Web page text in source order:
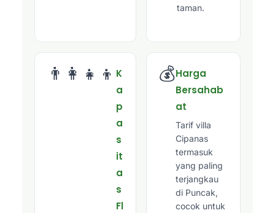
taman.
👨‍👩‍👧‍👦 K
a
p
a
s
it
a
s
Fl
💰Harga
Bersahab
at
Tarif villa
Cipanas
termasuk
yang paling
terjangkau
di Puncak,
cocok untuk